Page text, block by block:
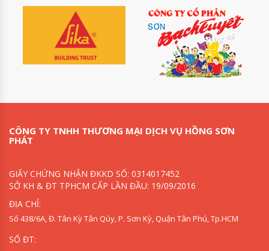
CÔNG TY TNHH THƯƠNG MẠI DỊCH VỤ HỒNG SƠN
PHÁT
GIẤY CHỨNG NHẬN ĐKKD SỐ: 0314017452
SỞ KH & ĐT TPHCM CẤP LẦN ĐẦU: 19/09/2016
ĐỊA CHỈ:
Số 438/6A, Đ. Tân Kỳ Tân Qúy, P. Sơn Kỳ, Quận Tân Phú, Tp.HCM
SỐ ĐT: